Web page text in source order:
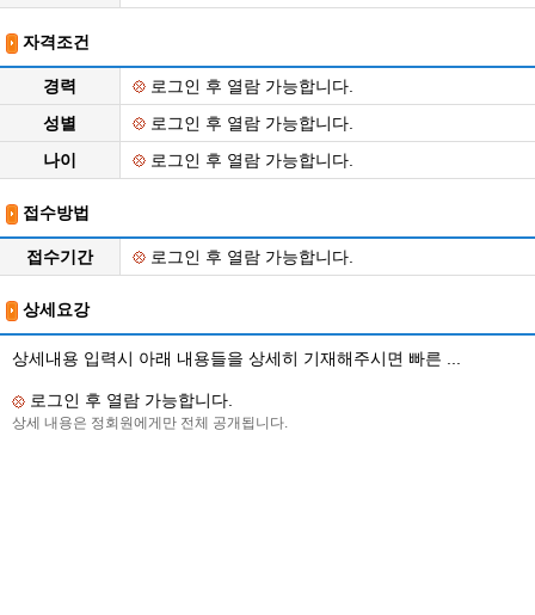
자격조건
경력
로그인 후 열람 가능합니다.
성별
로그인 후 열람 가능합니다.
나이
로그인 후 열람 가능합니다.
접수방법
접수기간 로그인 후 열람 가능합니다.
상세요강
상세내용 입력시 아래 내용들을 상세히 기재해주시면 빠른 ...
로그인 후 열람 가능합니다.
상세 내용은 정회원에게만 전체 공개됩니다.